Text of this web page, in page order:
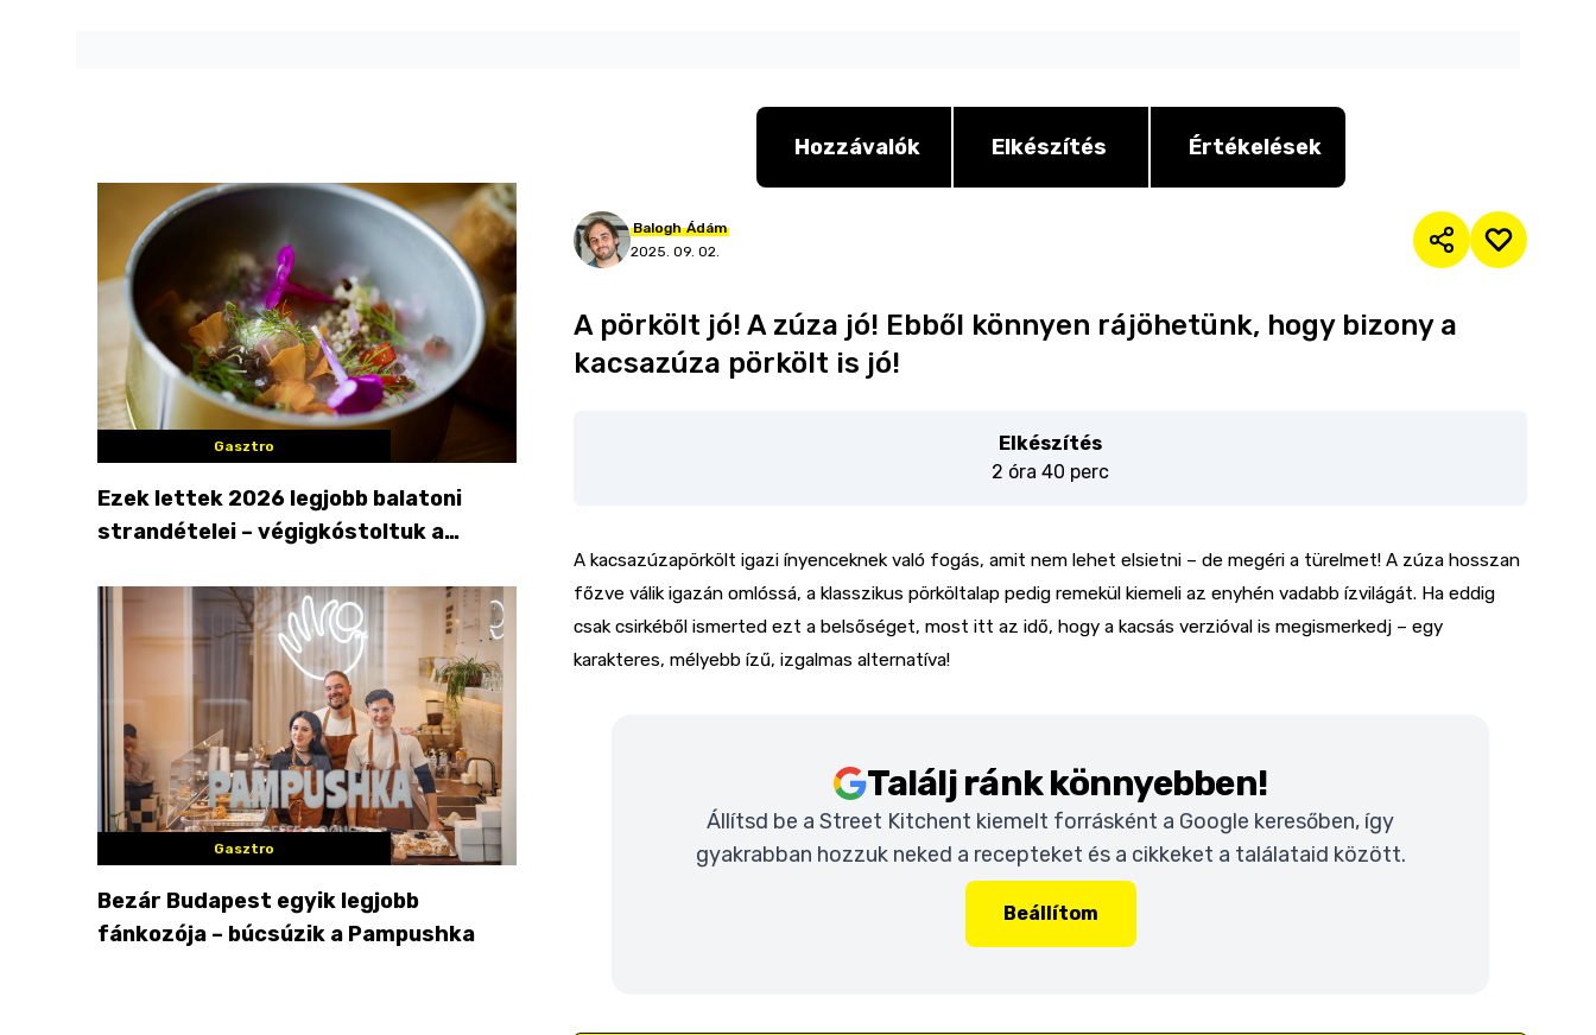
Gasztro
Ezek lettek 2026 legjobb balatoni
strandételei – végigkóstoltuk a
Gasztro
Bezár Budapest egyik legjobb
fánkozója – búcsúzik a Pampushka
Hozzávalók Elkészítés Értékelések
Balogh Ádám
2025. 09. 02.
A pörkölt jó! A zúza jó! Ebből könnyen rájöhetünk, hogy bizony a
kacsazúza pörkölt is jó!
Elkészítés
2 óra 40 perc
A kacsazúzapörkölt igazi ínyenceknek való fogás, amit nem lehet elsietni – de megéri a türelmet! A zúza hosszan
főzve válik igazán omlóssá, a klasszikus pörköltalap pedig remekül kiemeli az enyhén vadabb ízvilágát. Ha eddig
csak csirkéből ismerted ezt a belsőséget, most itt az idő, hogy a kacsás verzióval is megismerkedj – egy
karakteres, mélyebb ízű, izgalmas alternatíva!
Találj ránk könnyebben!
Állítsd be a Street Kitchent kiemelt forrásként a Google keresőben, így
gyakrabban hozzuk neked a recepteket és a cikkeket a találataid között.
Beállítom